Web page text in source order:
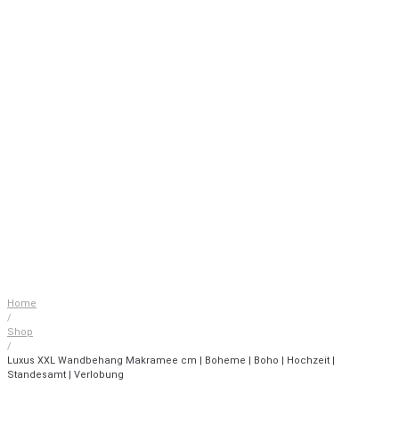
Home
/
Shop
/
Luxus XXL Wandbehang Makramee cm | Boheme | Boho | Hochzeit |
Standesamt | Verlobung